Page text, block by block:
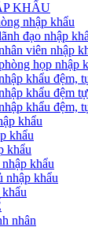
KHẨU
nhập khẩu
đạo nhập
viên nhập
họp nhập
khẩu đệm,
khẩu đệm
khẩu đệm,
khẩu
khẩu
khẩu
khẩu
nhập khẩu
nhân